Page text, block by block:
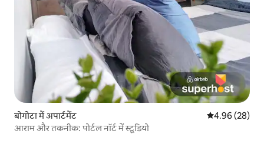
बोगोटा में अपार्टमेंट औसत रेटिंग 5 में
4.96 (28)
आराम और तकनीक: पोर्टल नॉर्ट में स्टूडियो